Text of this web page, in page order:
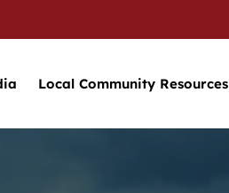
Local Community Resources